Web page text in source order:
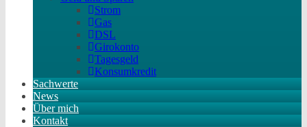
Strom
Gas
DSL
Girokonto
Tagesgeld
Konsumkredit
Sachwerte
News
Über mich
Kontakt